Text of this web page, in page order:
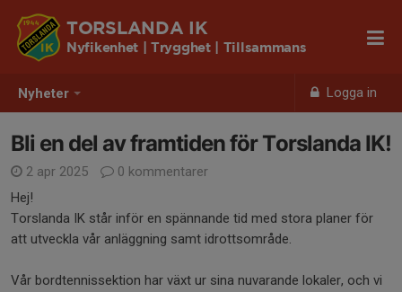
Nyheter Logga in
TORSLANDA IK
Nyfikenhet | Trygghet | Tillsammans
Bli en del av framtiden för Torslanda IK!
2 apr 2025
0 kommentarer
Hej!
Torslanda IK står inför en spännande tid med stora planer för
att utveckla vår anläggning samt idrottsområde.
Vår bordtennissektion har växt ur sina nuvarande lokaler, och vi